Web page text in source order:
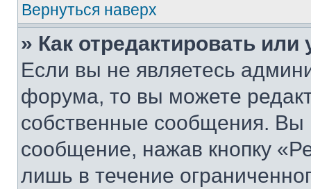
Вернуться наверх
» Как отредактировать
Если вы не являетесь
форума, то вы можете
собственные сообщения. Вы
сообщение, нажав кнопку
лишь в течение